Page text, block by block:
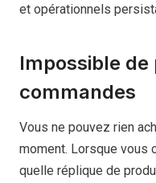
et opérationnels
Impossible de
commandes
Vous ne pouvez rien
moment. Lorsque vous
quelle réplique de